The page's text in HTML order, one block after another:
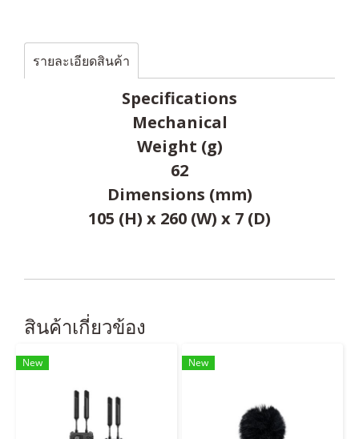
รายละเอียดสินค้า
Specifications
Mechanical
Weight (g)
62
Dimensions (mm)
105 (H) x 260 (W) x 7 (D)
สินค้าเกี่ยวข้อง
New New